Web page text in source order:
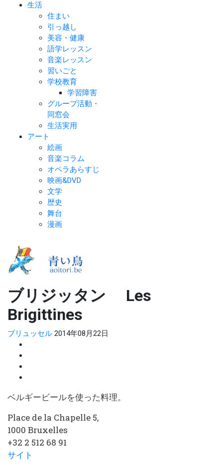
生活
住まい
引っ越し
美容・健康
語学レッスン
音楽レッスン
習いごと
学校教育
学習障害
グループ活動・
同窓会
生活実用
アート
絵画
音楽コラム
オペラあらすじ
映画&DVD
文学
歴史
舞台
漫画
ブリジッタン Les
Brigittines
ブリュッセル 2014年08月22日
ベルギービールを使った料理。
Place de la Chapelle 5,
1000 Bruxelles
+32 2 512 68 91
サイト